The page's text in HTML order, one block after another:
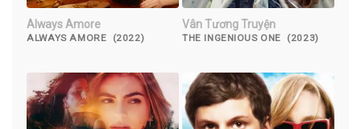
Always Amore
ALWAYS AMORE (2022)
Vân Tương Truyện
THE INGENIOUS ONE (2023)